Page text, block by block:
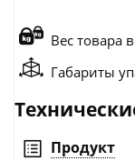
Вес товара
Габариты
Продукт